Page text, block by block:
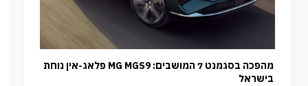
מהפכה בסגמנט 7 המושבים: MG MGS9 פלאג-אין נוחת
בישראל